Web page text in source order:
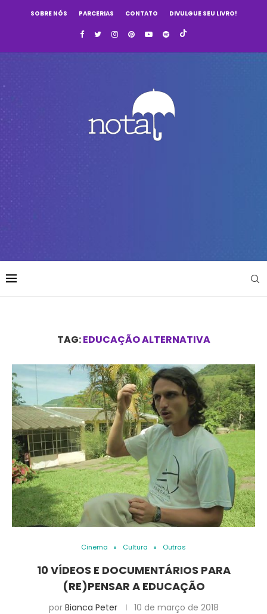
SOBRE NÓS PARCERIAS CONTATO DIVULGUE SEU LIVRO!
TAG:EDUCAÇÃO ALTERNATIVA
Cinema Cultura Outras
10 VÍDEOS E DOCUMENTÁRIOS PARA
(RE)PENSAR A EDUCAÇÃO
por Bianca Peter 10 de março de 2018